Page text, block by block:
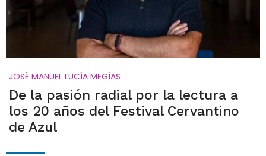
JOSÉ MANUEL LUCÍA MEGÍAS
De la pasión radial por la lectura a
los 20 años del Festival Cervantino
de Azul